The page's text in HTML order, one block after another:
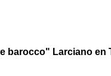
barocco" Larciano en